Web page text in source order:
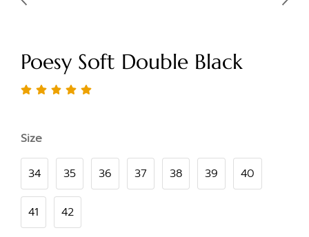
Poesy Soft Double Black
Size
34 35 36 37 38 39 40
41 42